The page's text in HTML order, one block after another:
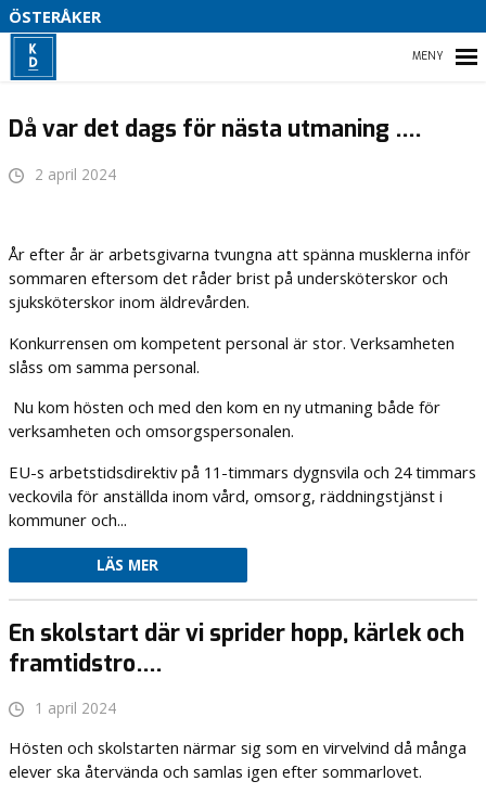
ÖSTERÅKER
KALENDARIUM
– PROGRAM FÖR KD ÖSTERÅKER 2026-2030
VÅRA KANDIDATER
Då var det dags för nästa utmaning ….
2 april 2024
År efter år är arbetsgivarna tvungna att spänna musklerna inför
sommaren eftersom det råder brist på undersköterskor och
sjuksköterskor inom äldrevården.
Konkurrensen om kompetent personal är stor. Verksamheten
slåss om samma personal.
Nu kom hösten och med den kom en ny utmaning både för
verksamheten och omsorgspersonalen.
EU-s arbetstidsdirektiv på 11-timmars dygnsvila och 24 timmars
veckovila för anställda inom vård, omsorg, räddningstjänst i
kommuner och...
LÄS MER
En skolstart där vi sprider hopp, kärlek och
framtidstro….
1 april 2024
Hösten och skolstarten närmar sig som en virvelvind då många
elever ska återvända och samlas igen efter sommarlovet.